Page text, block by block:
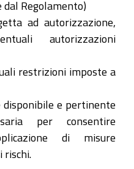
dal Regolamento)
ad autorizzazione,
autorizzazioni
restrizioni imposte a
e pertinente
per consentire
di misure
rischi.